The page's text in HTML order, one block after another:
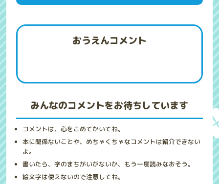
おうえんコメント
みんなのコメントをお待ちしています
コメントは、心をこめてかいてね。
本に関係ないことや、めちゃくちゃなコメントは紹介できない
よ。
書いたら、字のまちがいがないか、もう一度読みなおそう。
絵文字は使えないので注意してね。